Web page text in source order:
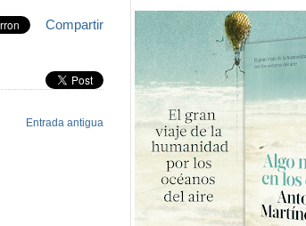
Compartir
Entrada antigua